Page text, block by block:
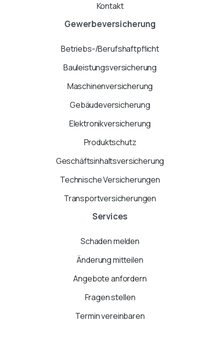
Kontakt
Gewerbeversicherung
Betriebs-/Berufshaftpflicht
Bauleistungsversicherung
Maschinenversicherung
Gebäudeversicherung
Elektronikversicherung
Produktschutz
Geschäftsinhaltsversicherung
Technische Versicherungen
Transportversicherungen
Services
Schaden melden
Änderung mitteilen
Angebote anfordern
Fragen stellen
Termin vereinbaren